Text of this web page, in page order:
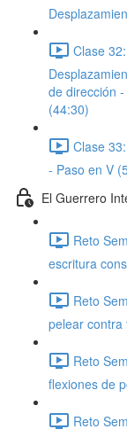
Clase
de dirección
(44:30)
Clase
- Paso en V
El Guerrero
Reto
escritura
Reto
pelear contra
Reto
flexiones de
Reto